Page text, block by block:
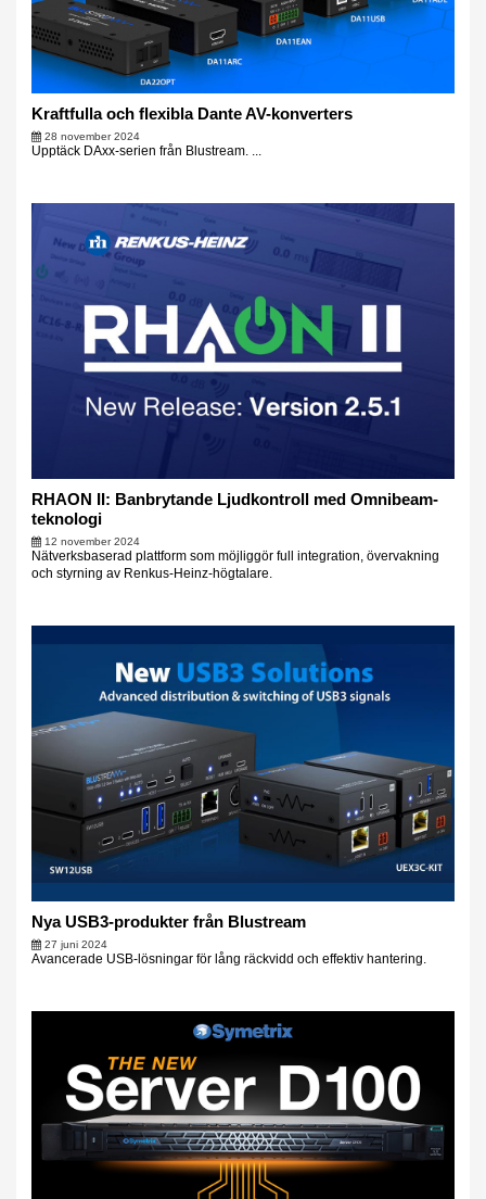
Kraftfulla och flexibla Dante AV-konverters
28 november 2024
Upptäck DAxx-serien från Blustream. ...
RHAON II: Banbrytande Ljudkontroll med Omnibeam-
teknologi
12 november 2024
Nätverksbaserad plattform som möjliggör full integration, övervakning
och styrning av Renkus-Heinz-högtalare.
Nya USB3-produkter från Blustream
27 juni 2024
Avancerade USB-lösningar för lång räckvidd och effektiv hantering.